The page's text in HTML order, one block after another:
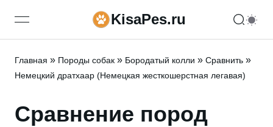
open navigation menuKisaPes.ru
Главная » Породы собак » Бородатый колли » Сравнить »
Немецкий дратхаар (Немецкая жесткошерстная легавая)
Сравнение пород